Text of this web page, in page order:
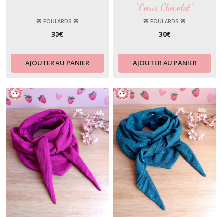
🌸 FOULARDS 🌸
30€
AJOUTER AU PANIER
"Coeur Chocolat"
🌸 FOULARDS 🌸
30€
AJOUTER AU PANIER